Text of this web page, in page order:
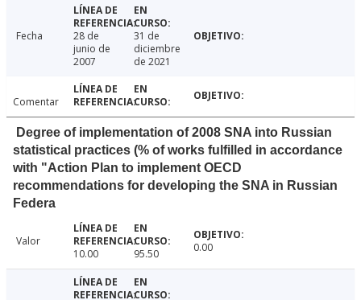
Fecha
28 de
junio de
2007
31 de
diciembre
de 2021
Comentar
Degree of implementation of 2008 SNA into Russian
statistical practices (% of works fulfilled in accordance
with "Action Plan to implement OECD
recommendations for developing the SNA in Russian
Federa
Valor
10.00
95.50 0.00